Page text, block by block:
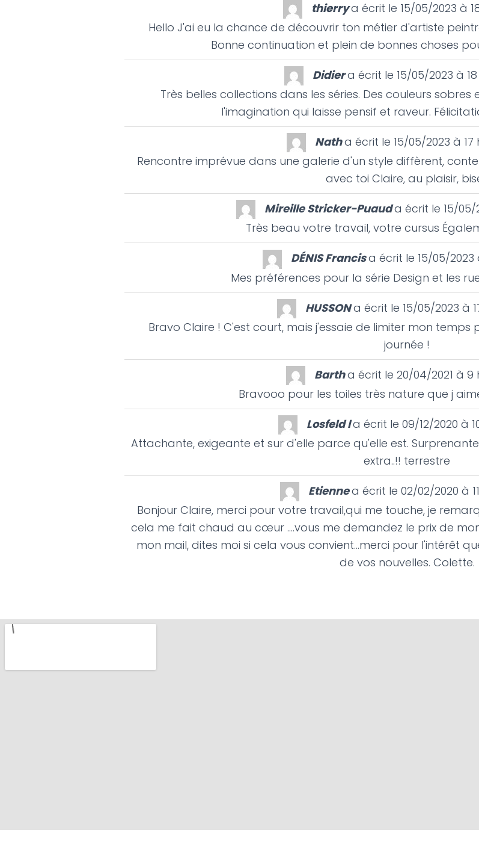
thierrya écrit le 15/05/2023 à
Hello J'ai eu la chance de découvrir ton métier d'artiste
Bonne continuation et plein de bonnes choses
Didiera écrit le 15/05/2023 à
Très belles collections dans les séries. Des couleurs
l'imagination qui laisse pensif et raveur.
Natha écrit le 15/05/2023 à
Rencontre imprévue dans une galerie d'un style diffèrent,
avec toi Claire, au plaisir,
Mireille Stricker-Puauda écrit le 15/05/
Très beau votre travail, votre cursus
DÉNIS Francisa écrit le 15/05/2023
Mes préférences pour la série Design et les
HUSSONa écrit le 15/05/2023 à
Bravo Claire ! C'est court, mais j'essaie de limiter mon
journée !
Bartha écrit le 20/04/2021 à 9
Bravooo pour les toiles très nature que j
Losfeld la écrit le 09/12/2020 à
Attachante, exigeante et sur d'elle parce qu'elle est.
extra..!! terrestre
Etiennea écrit le 02/02/2020 à
Bonjour Claire, merci pour votre travail,qui me touche, je
cela me fait chaud au cœur ....vous me demandez le prix de
mon mail, dites moi si cela vous convient...merci pour l'intérêt
de vos nouvelles. Colette.